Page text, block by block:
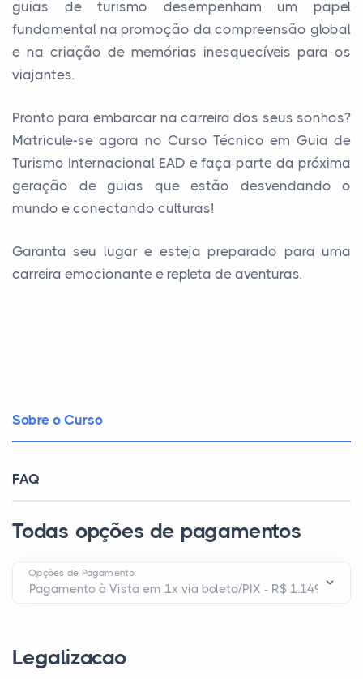
guias de turismo desempenham um papel
fundamental na promoção da compreensão global
e na criação de memórias inesquecíveis para os
viajantes.
Pronto para embarcar na carreira dos seus sonhos?
Matricule-se agora no Curso Técnico em Guia de
Turismo Internacional EAD e faça parte da próxima
geração de guias que estão desvendando o
mundo e conectando culturas!
Garanta seu lugar e esteja preparado para uma
carreira emocionante e repleta de aventuras.
Sobre o Curso
FAQ
Todas opções de pagamentos
Opções de Pagamento
Legalizacao